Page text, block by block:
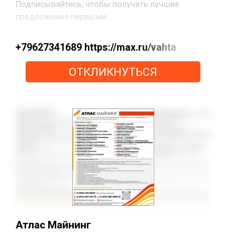
Подписывайтесь, чтобы получать лучшие
предложения первыми
+79627341689 https://max.ru/vahta
ОТКЛИКНУТЬСЯ
Атлас Майнинг